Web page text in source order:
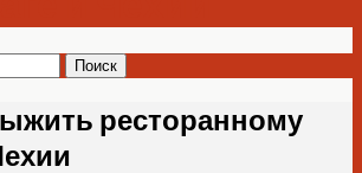
ресторанному